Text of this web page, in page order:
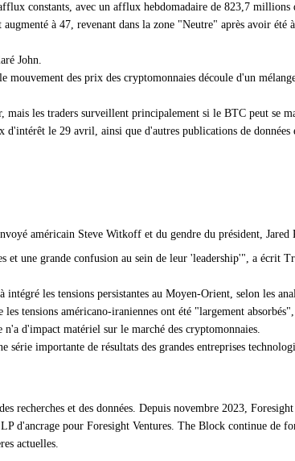
constants, avec un afflux hebdomadaire de 823,7
à 47, revenant dans la zone "Neutre" après avoir
John.
des prix des cryptomonnaies découle d'un
les traders surveillent principalement si le BTC peut se
le 29 avril, ainsi que d'autres publications de données
américain Steve Witkoff et du gendre du président,
une grande confusion au sein de leur 'leadership'", a écrit
les tensions persistantes au Moyen-Orient, selon les
tensions américano-iraniennes ont été "largement
d'impact matériel sur le marché des cryptomonnaies.
importante de résultats des grandes entreprises
et des données. Depuis novembre 2023,
d'ancrage pour Foresight Ventures. The Block continue
actuelles.